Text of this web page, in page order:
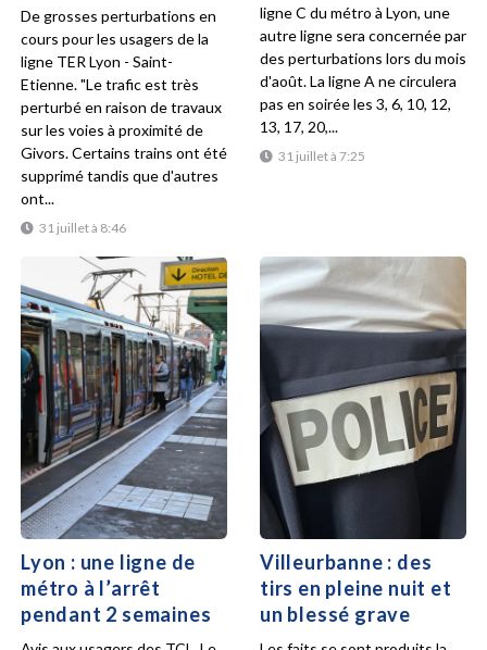
31 juillet à 8:46
De grosses perturbations en
cours pour les usagers de la
ligne TER Lyon - Saint-
Etienne. "Le trafic est très
perturbé en raison de travaux
sur les voies à proximité de
Givors. Certains trains ont été
supprimé tandis que d'autres
ont...
31 juillet à 7:25
ligne C du métro à Lyon, une
autre ligne sera concernée par
des perturbations lors du mois
d'août. La ligne A ne circulera
pas en soirée les 3, 6, 10, 12,
13, 17, 20,...
Lyon : une ligne de
métro à l’arrêt
pendant 2 semaines
Villeurbanne : des
tirs en pleine nuit et
un blessé grave